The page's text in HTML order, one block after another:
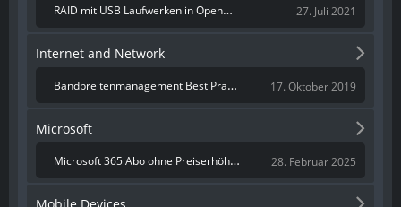
RAID mit USB Laufwerken in Openmediavault (OMV)
27. Juli 2021
Internet and Network
Bandbreitenmanagement Best Practice LAN Party
17. Oktober 2019
Microsoft
Microsoft 365 Abo ohne Preiserhöhung
28. Februar 2025
Mobile Devices